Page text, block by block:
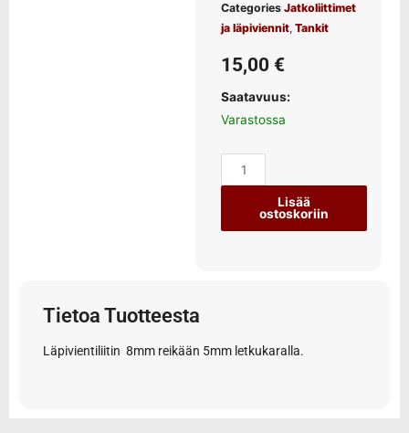
Categories Jatkoliittimet
ja läpiviennit, Tankit
15,00 €
Saatavuus:
Varastossa
Lisää
ostoskoriin
Tietoa Tuotteesta
Läpivientiliitin 8mm reikään 5mm letkukaralla.